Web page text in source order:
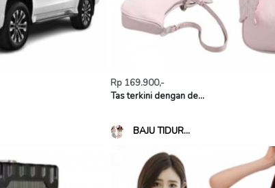
Rp 169.900,-
Tas terkini dengan de...
BAJU TIDUR...